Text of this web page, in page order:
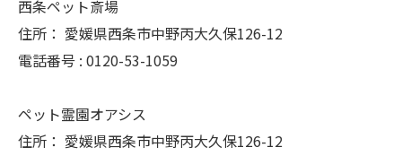
西条ペット斎場
住所： 愛媛県西条市中野丙大久保126-12
電話番号 : 0120-53-1059
ペット霊園オアシス
住所： 愛媛県西条市中野丙大久保126-12